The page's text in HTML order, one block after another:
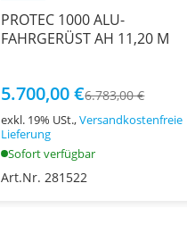
PROTEC 1000 ALU-
FAHRGERÜST AH 11,20 M
5.700,00 €6.783,00 €
exkl. 19% USt.,Versandkostenfreie
Lieferung
Sofort verfügbar
Art.Nr. 281522